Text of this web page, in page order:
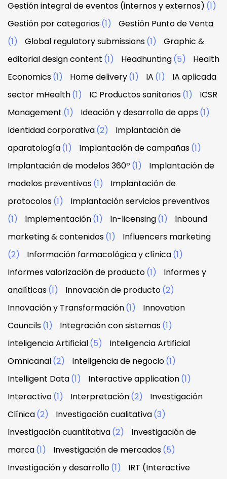
Gestión integral de eventos (internos y externos) (1)
Gestión por categorias(1)
Gestión Punto de Venta
(1)
Global regulatory submissions(1)
Graphic &
editorial design content (1) Headhunting(5)
Health
Economics(1) Home delivery(1) IA (1)
IA aplicada
sector mHealth(1) IC Productos sanitarios(1)
ICSR
Management (1) Ideación y desarrollo de apps(1)
Identidad corporativa(2)
Implantación de
aparatología(1) Implantación de campañas(1)
Implantación de modelos 360º (1)
Implantación de
modelos preventivos(1)
Implantación de
protocolos(1)
Implantación servicios preventivos
(1)
Implementación(1) In-licensing(1)
Inbound
marketing & contenidos(1)
Influencers marketing
(2)
Información farmacológica y clínica(1)
Informes valorización de producto(1)
Informes y
analíticas(1) Innovación de producto(2)
Innovación y Transformación(1)
Innovation
Councils(1) Integración con sistemas(1)
Inteligencia Artificial(5)
Inteligencia Artificial
Omnicanal(2) Inteligencia de negocio(1)
Intelligent Data(1) Interactive application(1)
Interactivo(1) Interpretación(2)
Investigación
Clínica(2) Investigación cualitativa(3)
Investigación cuantitativa(2)
Investigación de
marca(1) Investigación de mercados(5)
Investigación y desarrollo(1)
IRT (Interactive